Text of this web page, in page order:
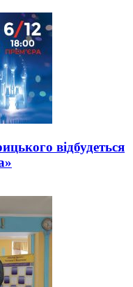
відбудеться